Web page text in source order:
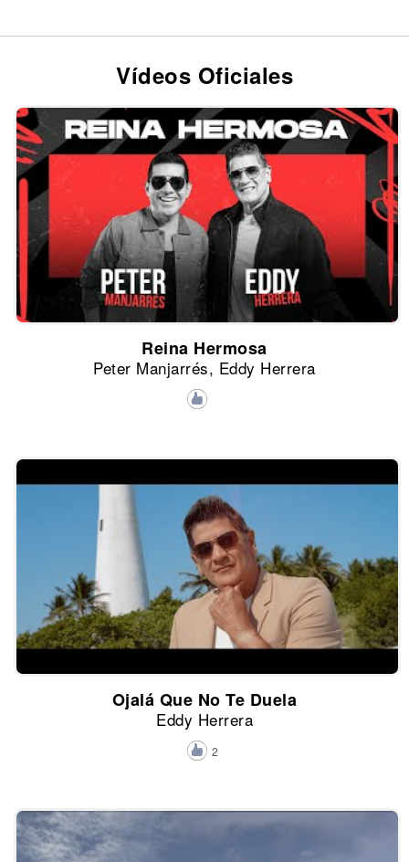
Vídeos Oficiales
Reina Hermosa
Peter Manjarrés, Eddy Herrera
Ojalá Que No Te Duela
Eddy Herrera
2